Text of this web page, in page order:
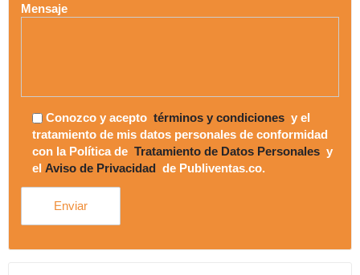
Mensaje
Conozco y acepto términos y condiciones y el
tratamiento de mis datos personales de conformidad
con la Política de Tratamiento de Datos Personales y
el Aviso de Privacidad de Publiventas.co.